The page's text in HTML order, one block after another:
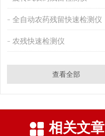
全自动农药残留快速检测仪
农残快速检测仪
查看全部
相关文章